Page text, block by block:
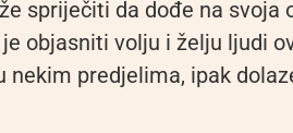
spriječiti da dođe na svoja
objasniti volju i želju ljudi
predjelima, ipak